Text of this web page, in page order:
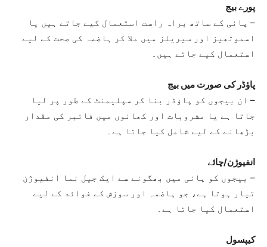
پورے بیج
– پانی کے ساتھ براہ راست استعمال کیے جاتے ہیں یا
اسموتھیز اور سیریلز میں ملا کر ہاضمہ کی صحت کے لیے
استعمال کیے جاتے ہیں۔
پاؤڈر کی صورت میں بیج
– ان بیجوں کو پاؤڈر بنا کر سپلیمنٹ کے طور پر لیا
جاتا ہے یا مشروبات اور کھانوں میں فائبر کی مقدار
بڑھانے کے لیے شامل کیا جاتا ہے۔
انفیوژن/چائے
– بیجوں کو پانی میں بھگونے سے ایک جیل نما انفیوژن
تیار ہوتا ہے، جو ہاضمہ اور سوزش کے فوائد کے لیے
استعمال کیا جاتا ہے۔
کیپسول